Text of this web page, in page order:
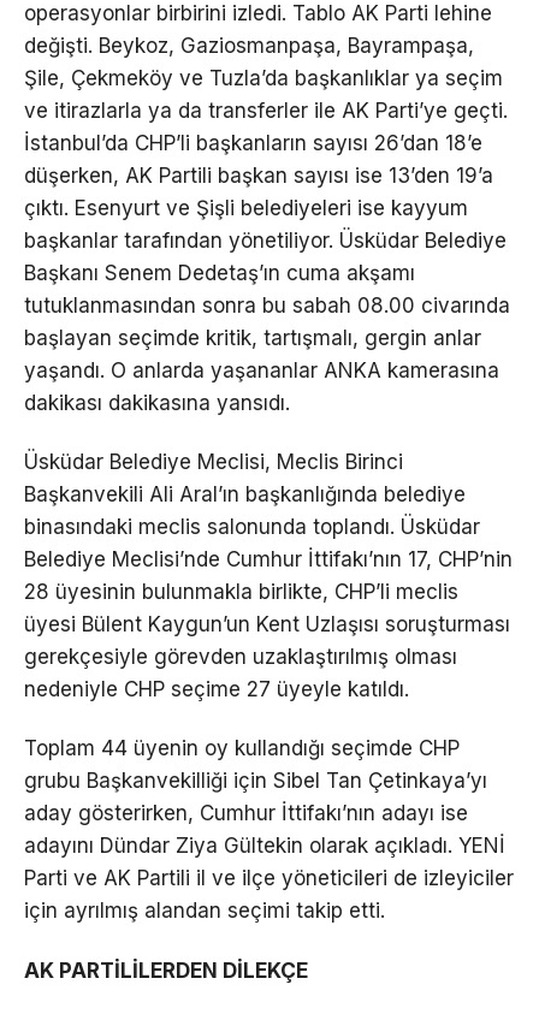
operasyonlar birbirini izledi. Tablo AK Parti lehine
değişti. Beykoz, Gaziosmanpaşa, Bayrampaşa,
Şile, Çekmeköy ve Tuzla’da başkanlıklar ya seçim
ve itirazlarla ya da transferler ile AK Parti’ye geçti.
İstanbul’da CHP’li başkanların sayısı 26’dan 18’e
düşerken, AK Partili başkan sayısı ise 13’den 19’a
çıktı. Esenyurt ve Şişli belediyeleri ise kayyum
başkanlar tarafından yönetiliyor. Üsküdar Belediye
Başkanı Senem Dedetaş’ın cuma akşamı
tutuklanmasından sonra bu sabah 08.00 civarında
başlayan seçimde kritik, tartışmalı, gergin anlar
yaşandı. O anlarda yaşananlar ANKA kamerasına
dakikası dakikasına yansıdı.
Üsküdar Belediye Meclisi, Meclis Birinci
Başkanvekili Ali Aral’ın başkanlığında belediye
binasındaki meclis salonunda toplandı. Üsküdar
Belediye Meclisi’nde Cumhur İttifakı’nın 17, CHP’nin
28 üyesinin bulunmakla birlikte, CHP’li meclis
üyesi Bülent Kaygun’un Kent Uzlaşısı soruşturması
gerekçesiyle görevden uzaklaştırılmış olması
nedeniyle CHP seçime 27 üyeyle katıldı.
Toplam 44 üyenin oy kullandığı seçimde CHP
grubu Başkanvekilliği için Sibel Tan Çetinkaya’yı
aday gösterirken, Cumhur İttifakı’nın adayı ise
adayını Dündar Ziya Gültekin olarak açıkladı. YENİ
Parti ve AK Partili il ve ilçe yöneticileri de izleyiciler
için ayrılmış alandan seçimi takip etti.
AK PARTİLİLERDEN DİLEKÇE